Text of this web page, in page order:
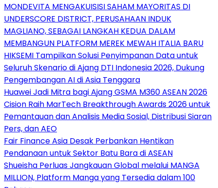
MONDEVITA MENGAKUISISI SAHAM MAYORITAS DI
UNDERSCORE DISTRICT, PERUSAHAAN INDUK
MAGLIANO, SEBAGAI LANGKAH KEDUA DALAM
MEMBANGUN PLATFORM MEREK MEWAH ITALIA BARU
HIKSEMI Tampilkan Solusi Penyimpanan Data untuk
Seluruh Skenario di Ajang DTI Indonesia 2026, Dukung
Pengembangan AI di Asia Tenggara
Huawei Jadi Mitra bagi Ajang GSMA M360 ASEAN 2026
Cision Raih MarTech Breakthrough Awards 2026 untuk
Pemantauan dan Analisis Media Sosial, Distribusi Siaran
Pers, dan AEO
Fair Finance Asia Desak Perbankan Hentikan
Pendanaan untuk Sektor Batu Bara di ASEAN
Shueisha Perluas Jangkauan Global melalui MANGA
MILLION, Platform Manga yang Tersedia dalam 100